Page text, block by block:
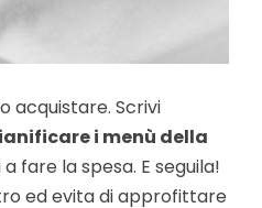
acquistare. Scrivi
i menù della
fare la spesa. E seguila!
ed evita di approfittare